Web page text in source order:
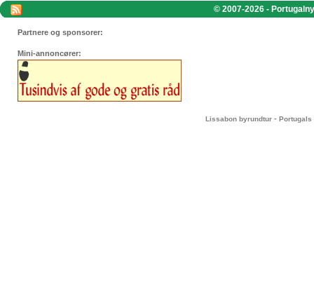
© 2007-2026 -
Partnere og sponsorer:
Mini-annoncører:
Lissabon byrundtur - Portugals